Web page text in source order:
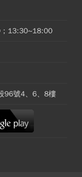
13:30~18:00
96號4、6、8樓